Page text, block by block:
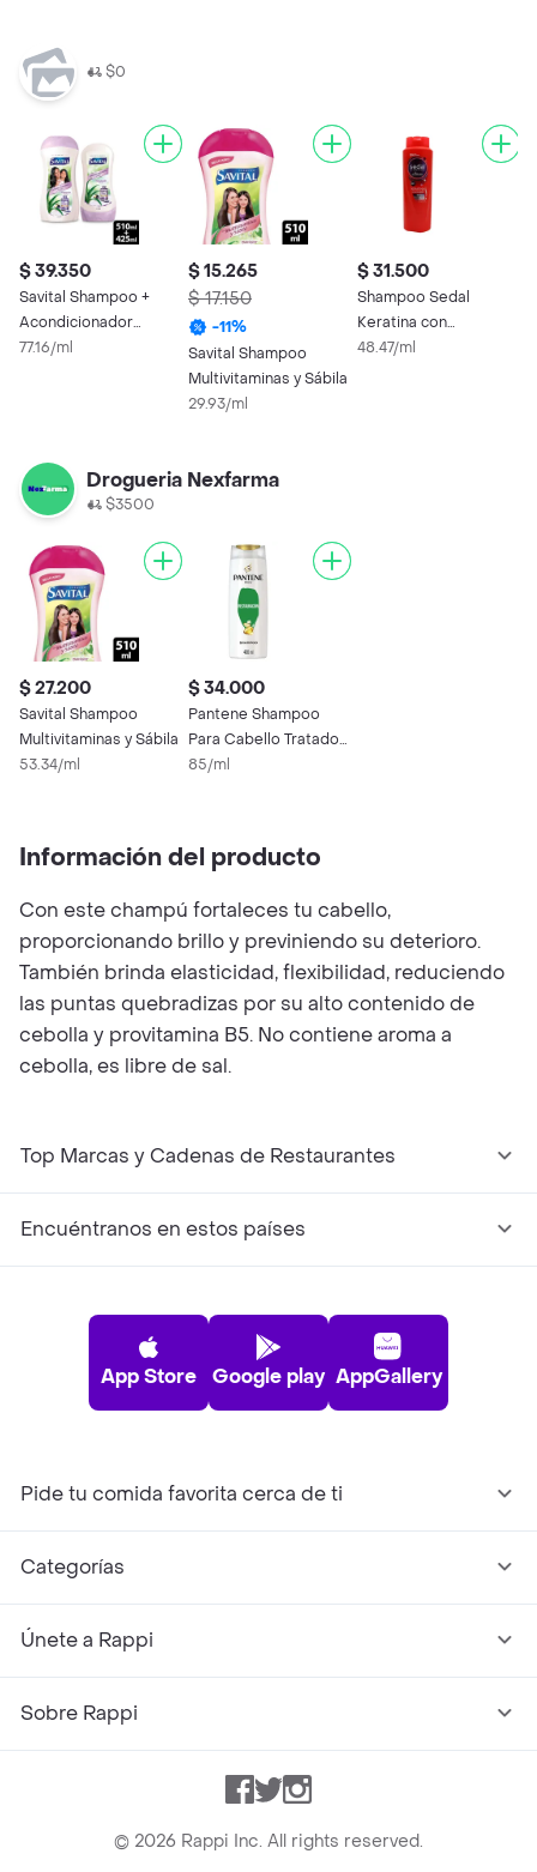
$0
$ 39.350
Savital Shampoo +
Acondicionador
Hialurónico y Sábila
77.16/ml
$ 15.265
$ 17.150
-11%
Savital Shampoo
Multivitaminas y Sábila
29.93/ml
$ 31.500
Shampoo Sedal
Keratina con
Antioxidante
48.47/ml
Drogueria Nexfarma
$3500
$ 27.200
Savital Shampoo
Multivitaminas y Sábila
53.34/ml
$ 34.000
Pantene Shampoo
Para Cabello Tratado
Químicamente Dañado
85/ml
Información del producto
Con este champú fortaleces tu cabello,
proporcionando brillo y previniendo su deterioro.
También brinda elasticidad, flexibilidad, reduciendo
las puntas quebradizas por su alto contenido de
cebolla y provitamina B5. No contiene aroma a
cebolla, es libre de sal.
Top Marcas y Cadenas de Restaurantes
Encuéntranos en estos países
App Store Google play AppGallery
Pide tu comida favorita cerca de ti
Categorías
Únete a Rappi
Sobre Rappi
Facebook
TwitterInstagram
© 2026 Rappi Inc. All rights reserved.